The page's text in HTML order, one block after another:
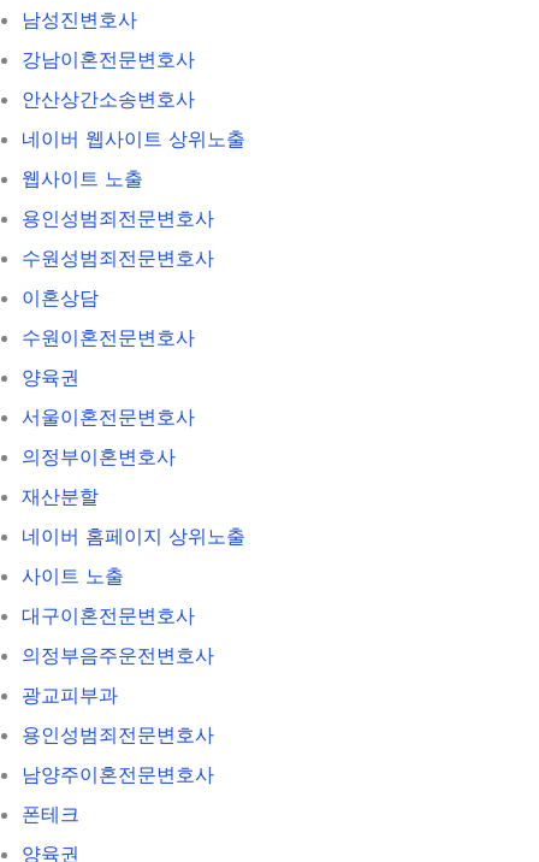
남성진변호사
강남이혼전문변호사
안산상간소송변호사
네이버 웹사이트 상위노출
웹사이트 노출
용인성범죄전문변호사
수원성범죄전문변호사
이혼상담
수원이혼전문변호사
양육권
서울이혼전문변호사
의정부이혼변호사
재산분할
네이버 홈페이지 상위노출
사이트 노출
대구이혼전문변호사
의정부음주운전변호사
광교피부과
용인성범죄전문변호사
남양주이혼전문변호사
폰테크
양육권